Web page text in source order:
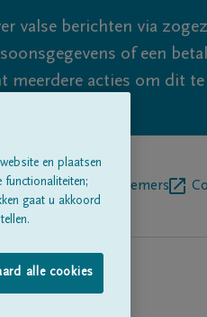
valse berichten via
of een
meerdere acties om dit
Begrafenisondernemers
en plaatsen
functionaliteiten;
gaat u akkoord
alle cookies